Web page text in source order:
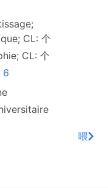
CL: 个
CL: 个
6
喂